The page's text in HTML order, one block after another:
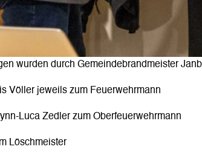
wurden durch Gemeindebrandmeister
Völler jeweils zum Feuerwehrmann
Luca Zedler zum Oberfeuerwehrmann
Löschmeister